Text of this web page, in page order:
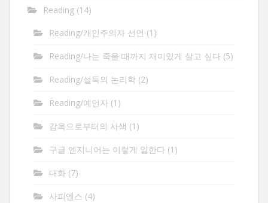
Reading (14)
Reading/개인주의자 선언 (1)
Reading/나는 죽을 때까지 재미있게 살고 싶다 (5)
Reading/설득의 논리학 (2)
Reading/예언자 (1)
감옥으로부터의 사색 (1)
구글 엔지니어는 이렇게 일한다 (1)
대화 (7)
사피엔스 (4)